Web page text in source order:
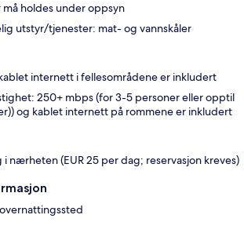
holdes under oppsyn
utstyr/tjenester: mat- og vannskåler
internett i fellesområdene er inkludert
250+ mbps (for 3-5 personer eller opptil
og kablet internett på rommene er inkludert
i nærheten (EUR 25 per dag; reservasjon kreves)